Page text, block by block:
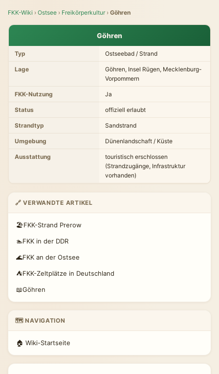
FKK-Wiki › Ostsee › Freikörperkultur › Göhren
Göhren
Typ Ostseebad / Strand
Lage
Göhren, Insel Rügen, Mecklenburg-
Vorpommern
FKK-Nutzung Ja
Status offiziell erlaubt
Strandtyp Sandstrand
Umgebung Dünenlandschaft / Küste
Ausstattung
touristisch erschlossen
(Strandzugänge, Infrastruktur
vorhanden)
🔗 VERWANDTE ARTIKEL
🏖️FKK-Strand Prerow
🏊FKK in der DDR
🌊FKK an der Ostsee
⛺FKK-Zeltplätze in Deutschland
📖Göhren
🗺️ NAVIGATION
🏠 Wiki-Startseite